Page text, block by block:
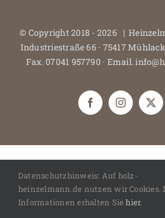
© Copyright 2018 - 2026 |
Industriestraße 66 · 75417
Fax. 07041 957790 · Email.
FacebookInstagram
X
Datenschutzhinweis: Auf holz-
heinzelmann.de nutzen wir Cookies.
Informationen erhalten Siehier.